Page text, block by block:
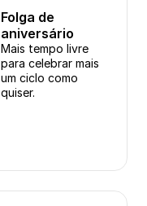
Folga de
aniversário
Mais tempo livre
para celebrar mais
um ciclo como
quiser.